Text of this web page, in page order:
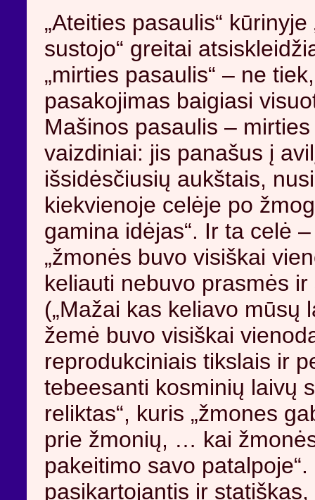
„Ateities pasaulis“ kūrinyje
sustojo“ greitai
„mirties pasaulis“ – ne
pasakojimas baigiasi
Mašinos pasaulis –
vaizdiniai: jis panašus į
išsidėsčiusių aukštais,
kiekvienoje celėje po
gamina idėjas“. Ir ta celė
„žmonės buvo visiškai
keliauti nebuvo prasmės
(„Mažai kas keliavo mūsų
žemė buvo visiškai
reprodukciniais tikslais ir
tebeesanti kosminių laivų
reliktas“, kuris „žmones
prie žmonių, … kai
pakeitimo savo
pasikartojantis ir